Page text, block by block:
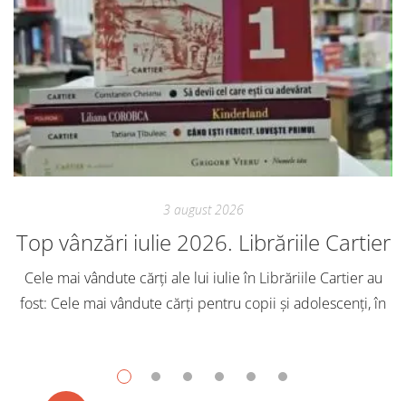
3 august 2026
Top vânzări iulie 2026. Librăriile Cartier
Cele mai vândute cărți ale lui iulie în Librăriile Cartier au
fost: Cele mai vândute cărți pentru copii și adolescenți, în